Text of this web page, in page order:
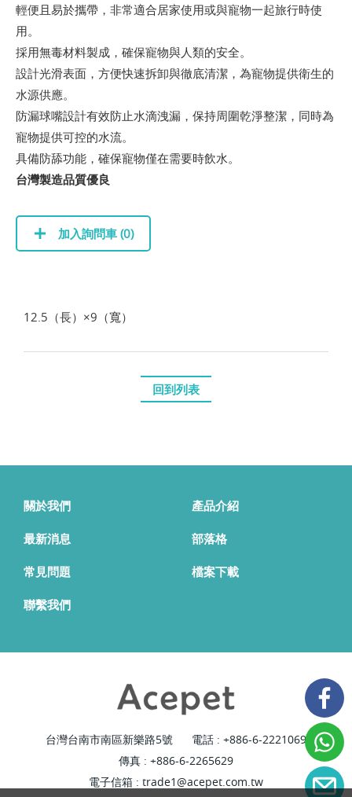
輕便且易於攜帶，非常適合居家使用或與寵物一起旅行時使
用。
採用無毒材料製成，確保寵物與人類的安全。
設計光滑表面，方便快速拆卸與徹底清潔，為寵物提供衛生的
水源供應。
防漏球嘴設計有效防止水滴洩漏，保持周圍乾淨整潔，同時為
寵物提供可控的水流。
具備防舔功能，確保寵物僅在需要時飲水。
台灣製造品質優良
加入詢問車 (0)
12.5（長）×9（寬）
回到列表
關於我們 產品介紹
最新消息 部落格
常見問題 檔案下載
聯繫我們
台灣台南市南區新樂路5號 電話 : +886-6-2221069
傳真 : +886-6-2265629
電子信箱 : trade1@acepet.com.tw